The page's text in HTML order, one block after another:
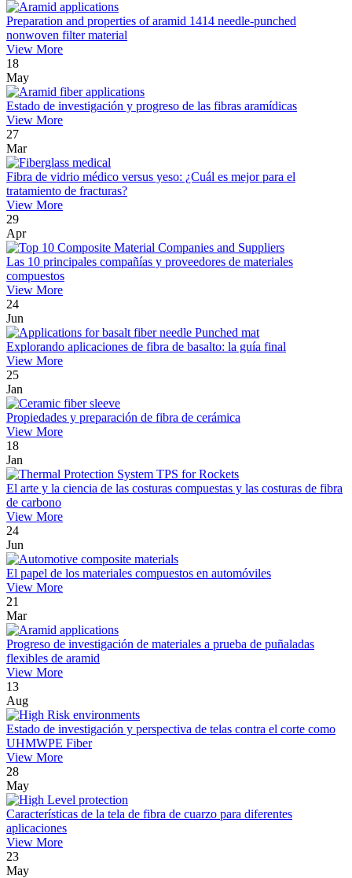
Preparation and properties of aramid 1414 needle-punched
nonwoven filter material
View More
18
May
Estado de investigación y progreso de las fibras aramídicas
View More
27
Mar
Fibra de vidrio médico versus yeso: ¿Cuál es mejor para el
tratamiento de fracturas?
View More
29
Apr
Las 10 principales compañías y proveedores de materiales
compuestos
View More
24
Jun
Explorando aplicaciones de fibra de basalto: la guía final
View More
25
Jan
Propiedades y preparación de fibra de cerámica
View More
18
Jan
El arte y la ciencia de las costuras compuestas y las costuras de fibra
de carbono
View More
24
Jun
El papel de los materiales compuestos en automóviles
View More
21
Mar
Progreso de investigación de materiales a prueba de puñaladas
flexibles de aramid
View More
13
Aug
Estado de investigación y perspectiva de telas contra el corte como
UHMWPE Fiber
View More
28
May
Características de la tela de fibra de cuarzo para diferentes
aplicaciones
View More
23
May